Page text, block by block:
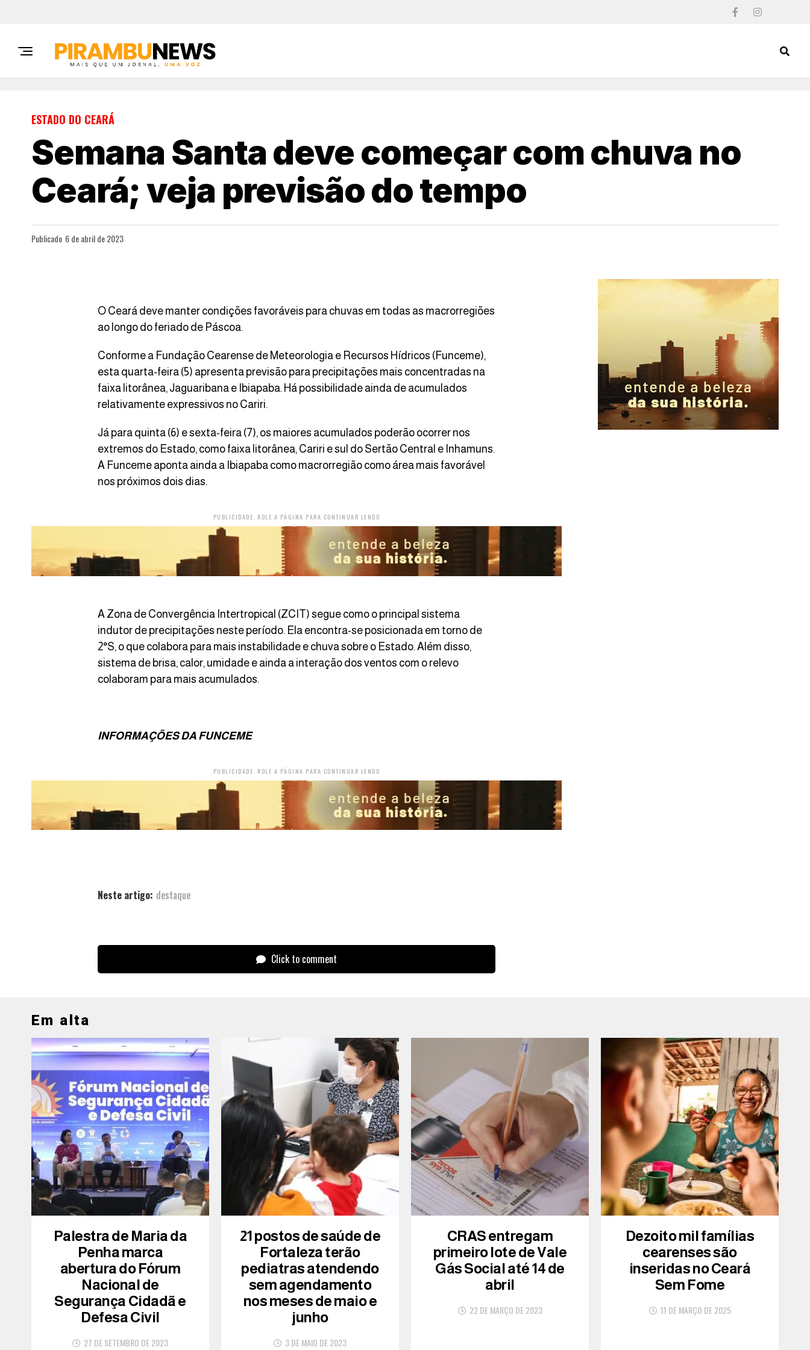
ESTADO DO CEARÁ
Semana Santa deve começar com chuva no
Ceará; veja previsão do tempo
Publicado 6 de abril de 2023
O Ceará deve manter condições favoráveis para chuvas em todas as macrorregiões
ao longo do feriado de Páscoa.
Conforme a Fundação Cearense de Meteorologia e Recursos Hídricos (Funceme),
esta quarta-feira (5) apresenta previsão para precipitações mais concentradas na
faixa litorânea, Jaguaribana e Ibiapaba. Há possibilidade ainda de acumulados
relativamente expressivos no Cariri.
Já para quinta (6) e sexta-feira (7), os maiores acumulados poderão ocorrer nos
extremos do Estado, como faixa litorânea, Cariri e sul do Sertão Central e Inhamuns.
A Funceme aponta ainda a Ibiapaba como macrorregião como área mais favorável
nos próximos dois dias.
PUBLICIDADE. ROLE A PÁGINA PARA CONTINUAR LENDO
A Zona de Convergência Intertropical (ZCIT) segue como o principal sistema
indutor de precipitações neste período. Ela encontra-se posicionada em torno de
2°S, o que colabora para mais instabilidade e chuva sobre o Estado. Além disso,
sistema de brisa, calor, umidade e ainda a interação dos ventos com o relevo
colaboram para mais acumulados.
INFORMAÇÕES DA FUNCEME
PUBLICIDADE. ROLE A PÁGINA PARA CONTINUAR LENDO
Neste artigo: destaque
Click to comment
Em alta
Palestra de Maria da
Penha marca
abertura do Fórum
Nacional de
Segurança Cidadã e
Defesa Civil
27 DE SETEMBRO DE 2023
21 postos de saúde de
Fortaleza terão
pediatras atendendo
sem agendamento
nos meses de maio e
junho
3 DE MAIO DE 2023
CRAS entregam
primeiro lote de Vale
Gás Social até 14 de
abril
22 DE MARÇO DE 2023
Dezoito mil famílias
cearenses são
inseridas no Ceará
Sem Fome
11 DE MARÇO DE 2025